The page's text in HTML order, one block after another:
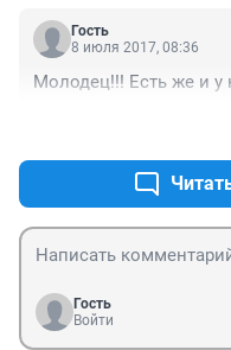
Гость
8 июля 2017, 08:36
Молодец!!! Есть же и у
Гость
Войти